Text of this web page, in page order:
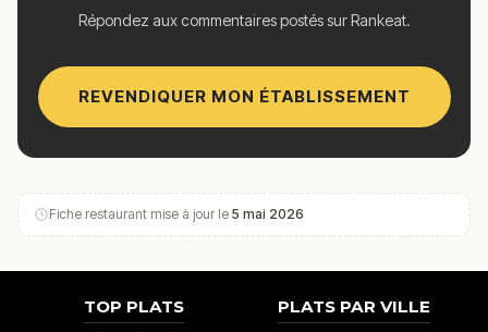
Répondez aux commentaires postés sur Rankeat.
REVENDIQUER MON ÉTABLISSEMENT
Fiche restaurant mise à jour le 5 mai 2026
TOP PLATS PLATS PAR VILLE